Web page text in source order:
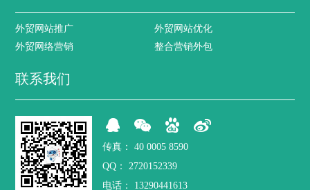
外贸网站推广
外贸网站优化
外贸网络营销
整合营销外包
联系我们
传真：
40 0005 8590
QQ：
2720152339
电话：
13290441613